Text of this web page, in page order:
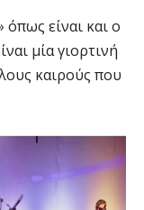
είναι και ο
μία γιορτινή
καιρούς που